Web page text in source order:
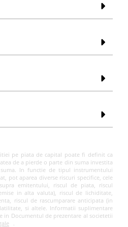
pe piata de capital poate fi definit ca
de a pierde o parte din suma investita
In functie de tipul instrumentului
pot aparea diverse riscuri specifice, cele
emitentului, riscul de piata, riscul
in alta valuta), riscul de lichiditate,
riscul de rascumparare anticipata (in
si altele. Informatii suplimentare
in Documentul de prezentare al societetii